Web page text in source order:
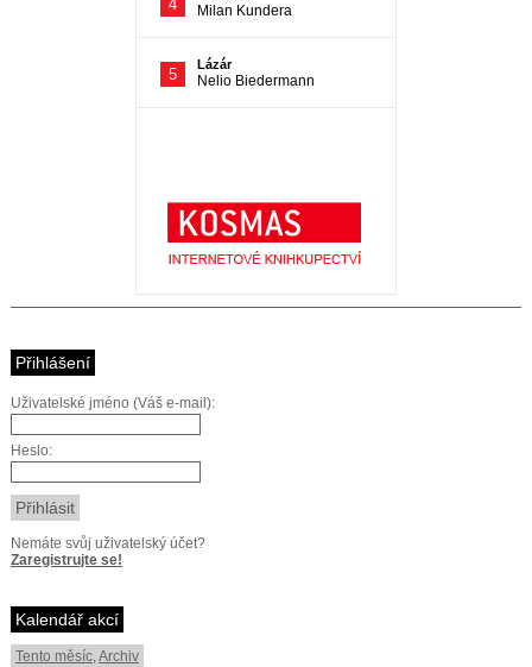
Přihlášení
Uživatelské jméno (Váš e-mail):
Heslo:
Nemáte svůj uživatelský účet?
Zaregistrujte se!
Kalendář akcí
Tento měsíc,Archiv